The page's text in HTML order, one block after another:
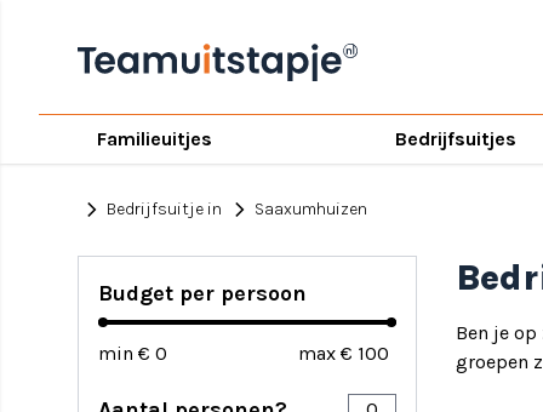
Familieuitjes Bedrijfsuitjes
chevron_right Bedrijfsuitje in chevron_right Saaxumhuizen
Budget per persoon
min € max €
Ben je op
groepen